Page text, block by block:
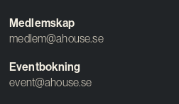
Medlemskap
medlem@ahouse.se
Eventbokning
event@ahouse.se